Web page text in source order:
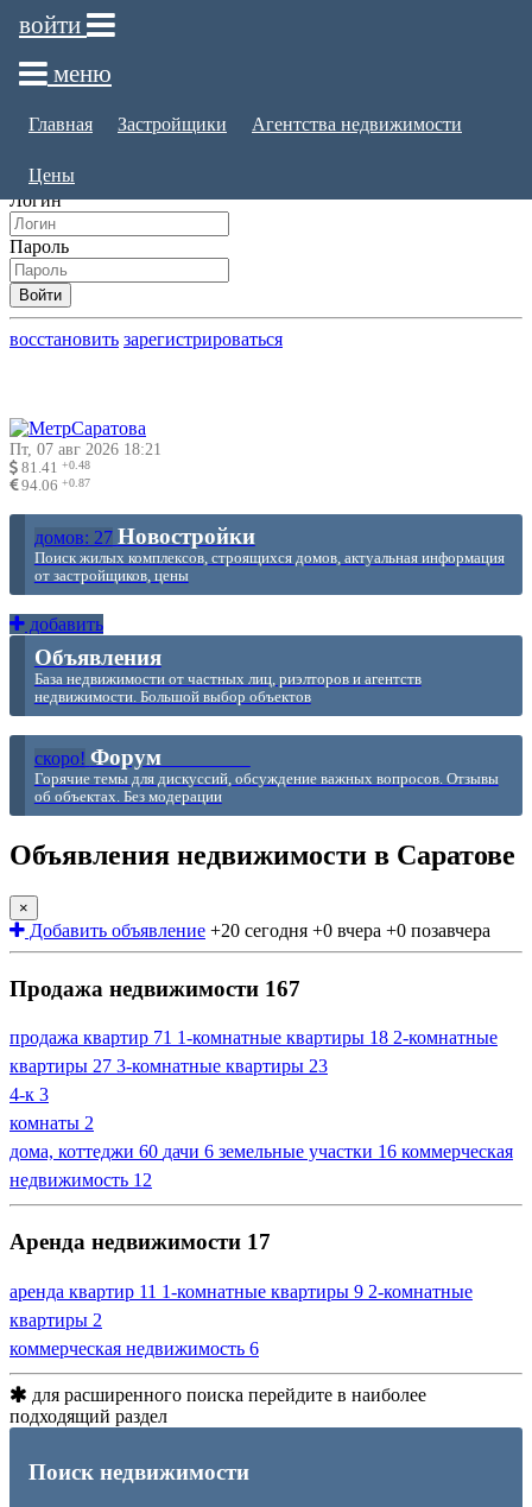
войти
меню
Главная Застройщики Агентства недвижимости
Цены
Войти на сайт
×
Войдите на сайт через один из сервисов или используя логин
Логин
Пароль
Войти
восстановить зарегистрироваться
Пт, 07 авг 2026 18:21
81.41 +0.48
94.06 +0.87
домов: 27 Новостройки
Поиск жилых комплексов, строящихся домов, актуальная информация
от застройщиков, цены
добавить
Объявления
База недвижимости от частных лиц, риэлторов и агентств
недвижимости. Большой выбор объектов
скоро! Форум
Горячие темы для дискуссий, обсуждение важных вопросов. Отзывы
об объектах. Без модерации
Объявления недвижимости в Саратове
×
Добавить объявление +20 сегодня +0 вчера +0 позавчера
Продажа недвижимости 167
продажа квартир 71 1-комнатные квартиры 18 2-комнатные
квартиры 27 3-комнатные квартиры 23
4-к 3
комнаты 2
дома, коттеджи 60 дачи 6 земельные участки 16 коммерческая
недвижимость 12
Аренда недвижимости 17
аренда квартир 11 1-комнатные квартиры 9 2-комнатные
квартиры 2
коммерческая недвижимость 6
для расширенного поиска перейдите в наиболее
подходящий раздел
Поиск недвижимости